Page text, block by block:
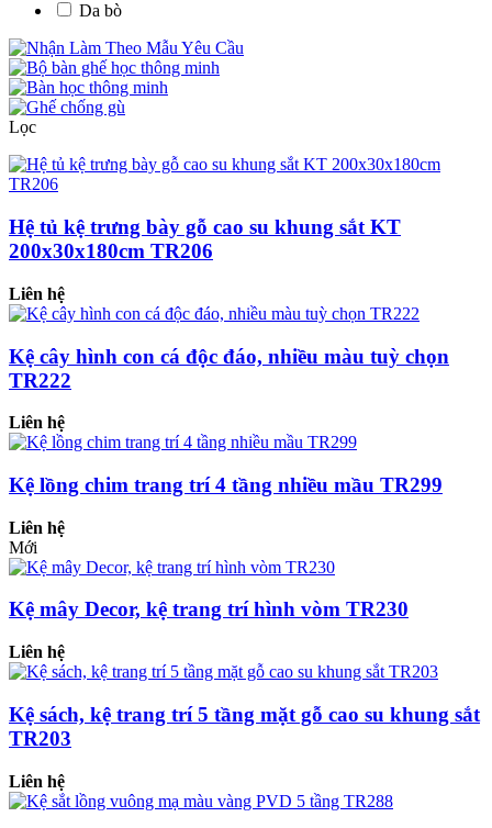
Da bò
Lọc
Hệ tủ kệ trưng bày gỗ cao su khung sắt KT
200x30x180cm TR206
Liên hệ
Kệ cây hình con cá độc đáo, nhiều màu tuỳ chọn
TR222
Liên hệ
Kệ lồng chim trang trí 4 tầng nhiều mầu TR299
Liên hệ
Mới
Kệ mây Decor, kệ trang trí hình vòm TR230
Liên hệ
Kệ sách, kệ trang trí 5 tầng mặt gỗ cao su khung sắt
TR203
Liên hệ